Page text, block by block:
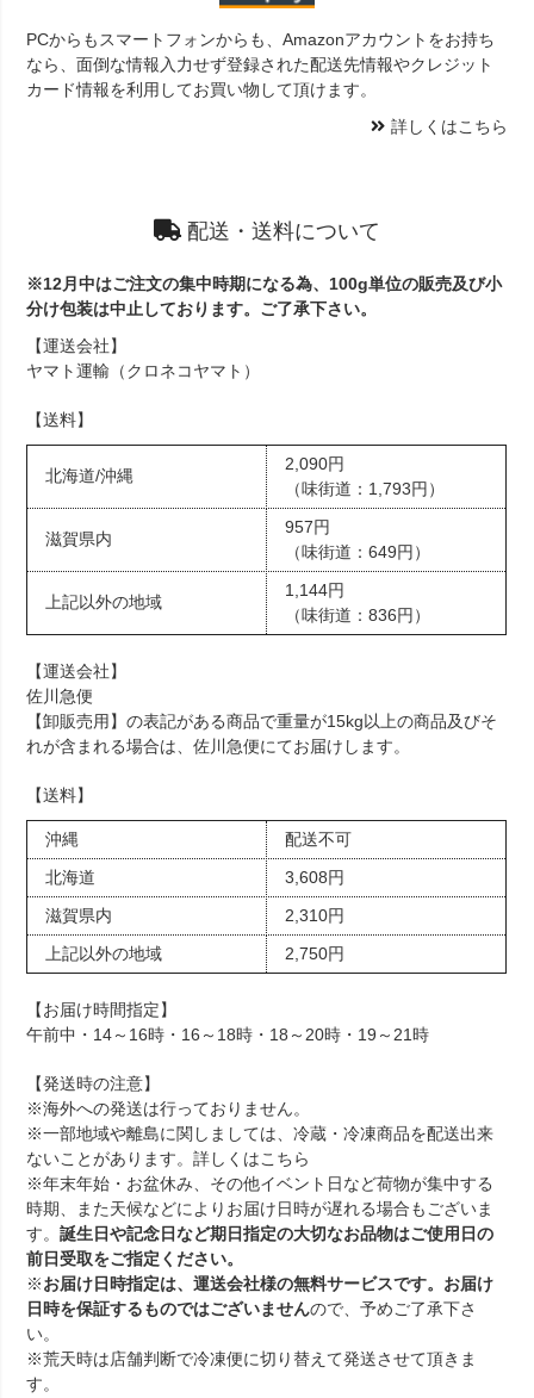
PCからもスマートフォンからも、Amazonアカウントをお持ち
なら、面倒な情報入力せず登録された配送先情報やクレジット
カード情報を利用してお買い物して頂けます。
詳しくはこちら
配送・送料について
※12月中はご注文の集中時期になる為、100g単位の販売及び小
分け包装は中止しております。ご了承下さい。
【運送会社】
ヤマト運輸（クロネコヤマト）
【送料】
北海道/沖縄
2,090円
（味街道：1,793円）
滋賀県内
957円
（味街道：649円）
上記以外の地域
1,144円
（味街道：836円）
【運送会社】
佐川急便
【卸販売用】の表記がある商品で重量が15kg以上の商品及びそ
れが含まれる場合は、佐川急便にてお届けします。
【送料】
沖縄
配送不可
北海道
3,608円
滋賀県内
2,310円
上記以外の地域
2,750円
【お届け時間指定】
午前中・14～16時・16～18時・18～20時・19～21時
【発送時の注意】
※海外への発送は行っておりません。
※一部地域や離島に関しましては、冷蔵・冷凍商品を配送出来
ないことがあります。詳しくはこちら
※年末年始・お盆休み、その他イベント日など荷物が集中する
時期、また天候などによりお届け日時が遅れる場合もございま
す。誕生日や記念日など期日指定の大切なお品物はご使用日の
前日受取をご指定ください。
※お届け日時指定は、運送会社様の無料サービスです。お届け
日時を保証するものではございませんので、予めご了承下さ
い。
※荒天時は店舗判断で冷凍便に切り替えて発送させて頂きま
す。